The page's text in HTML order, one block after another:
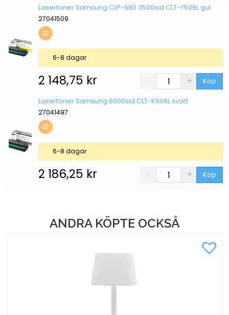
Lasertoner Samsung CLP-680 3500sid CLT-Y506L gul
27041509
2 148,75 kr Köp
6-8 dagar
Lasertoner Samsung 6000sid CLT-K506L svart
27041497
2 186,25 kr Köp
6-8 dagar
ANDRA KÖPTE OCKSÅ